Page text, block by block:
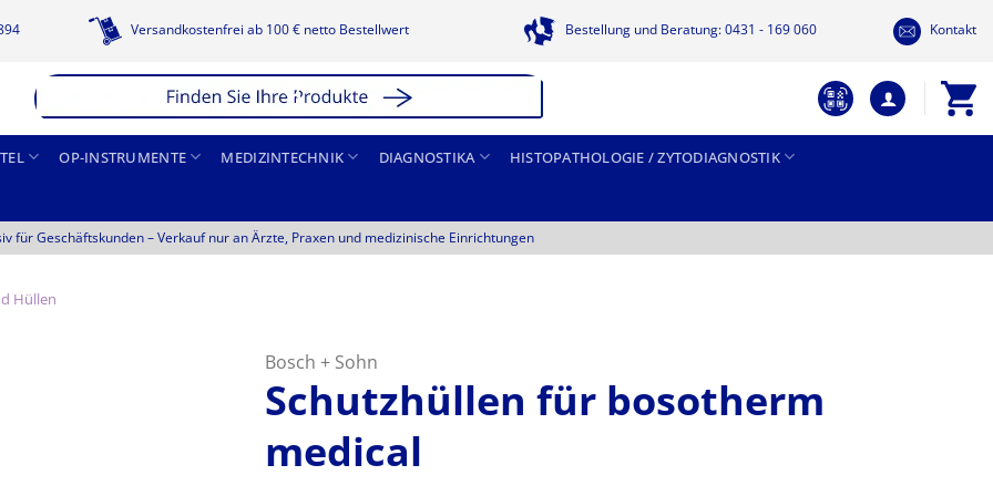
Versandkostenfrei ab 100 € netto Bestellwert Bestellung und Beratung: 0431 - 169 060 Kontakt
OP-INSTRUMENTE MEDIZINTECHNIK DIAGNOSTIKA HISTOPATHOLOGIE / ZYTODIAGNOSTIK
für Geschäftskunden –Verkauf nur an Ärzte, Praxen und medizinische Einrichtungen
Hüllen
Bosch + Sohn
Schutzhüllen für bosotherm
medical